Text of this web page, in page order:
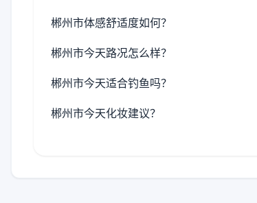
郴州市体感舒适度如何？
郴州市今天路况怎么样？
郴州市今天适合钓鱼吗？
郴州市今天化妆建议？